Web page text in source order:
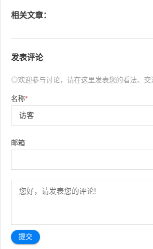
相关文章：
发表评论
◎欢迎参与讨论，请在这里发表您的看法、交
名称*
邮箱